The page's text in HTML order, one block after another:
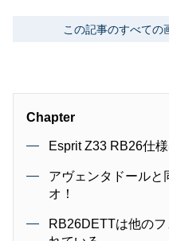
この記事のすべての
Chapter
Esprit Z33 RB26仕様
アヴェンタドールと
オ！
RB26DETTは他の